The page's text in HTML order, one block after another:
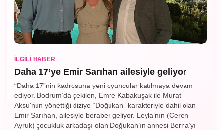
İLGILI HABER
Daha 17’ye Emir Sarıhan ailesiyle geliyor
“Daha 17”nin kadrosuna yeni oyuncular katılmaya devam
ediyor. Bodrum’da çekilen, Emre Kabakuşak ile Murat
Aksu'nun yönettiği diziye “Doğukan” karakteriyle dahil olan
Emir Sarıhan, ailesiyle beraber geliyor. Leyla’nın (Ceren
Ayruk) çocukluk arkadaşı olan Doğukan’ın annesi Berna’yı